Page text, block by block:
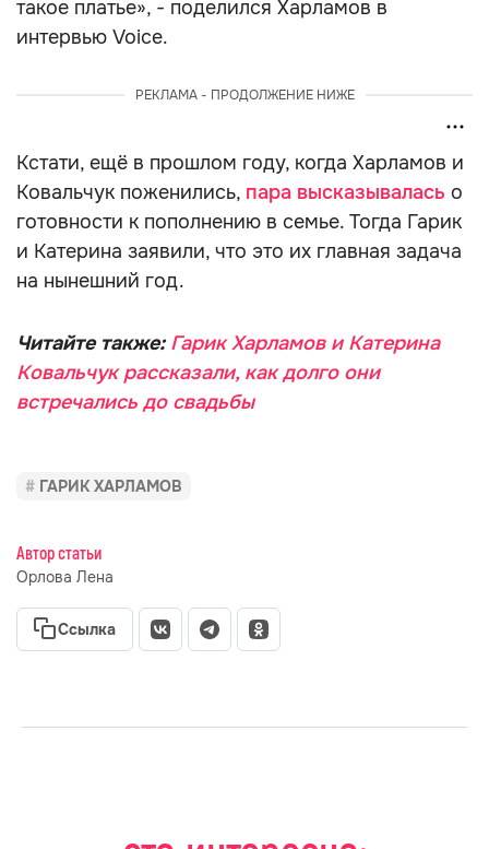
такое платье», - поделился Харламов в
интервью Voice.
РЕКЛАМА - ПРОДОЛЖЕНИЕ НИЖЕ
Кстати, ещё в прошлом году, когда Харламов и
Ковальчук поженились, пара высказывалась о
готовности к пополнению в семье. Тогда Гарик
и Катерина заявили, что это их главная задача
на нынешний год.
Читайте также: Гарик Харламов и Катерина
Ковальчук рассказали, как долго они
встречались до свадьбы
ГАРИК ХАРЛАМОВ
Автор статьи
Орлова Лена
Ссылка